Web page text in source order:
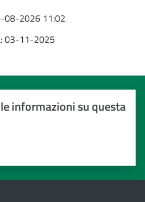
08-2026 11:02
03-11-2025
informazioni su questa
su 5
su 5